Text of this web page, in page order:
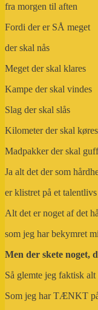
fra morgen til aften
Fordi der er SÅ meget
der skal nås
Meget der skal klares
Kampe der skal vindes
Slag der skal slås
Kilometer der skal køres
Madpakker der skal
Ja alt det der som
er klistret på et
Alt det er noget af det
som jeg har bekymret
Men der skete noget,
Så glemte jeg faktisk alt
Som jeg har TÆNKT